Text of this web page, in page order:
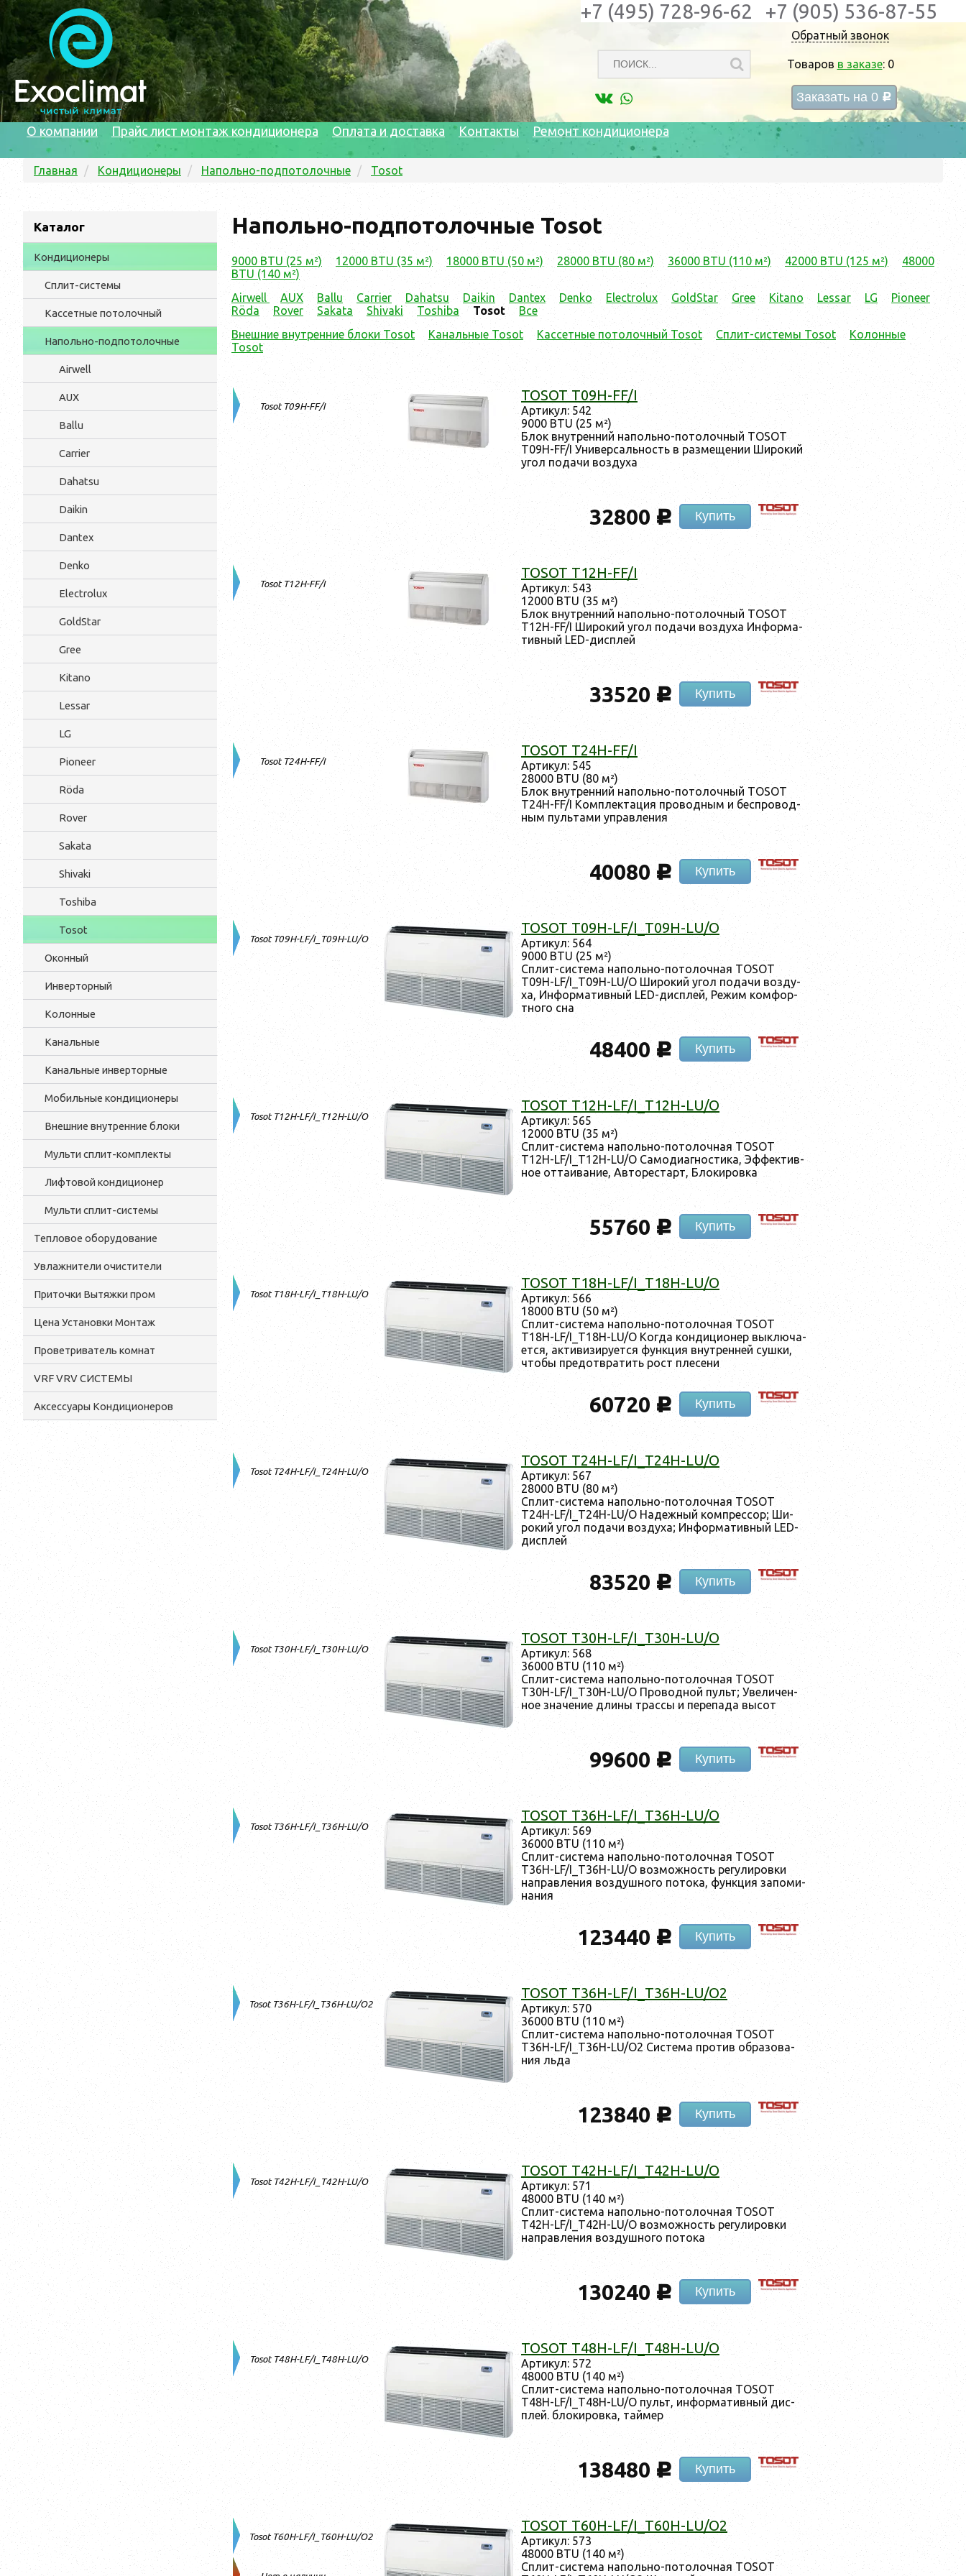
Обратный звонок
Товаров в заказе: 0
Заказать на 0 c
+7 (495) 728-96-62 +7 (905) 536-87-55
О компании Прайс лист монтаж кондиционера Оплата и доставка Контакты Ремонт кондиционера
Главная Кондиционеры Напольно-подпотолочные Tosot
Каталог
Кондиционеры
Сплит-системы
Кассетные потолочный
Напольно-подпотолочные
Airwell
AUX
Ballu
Carrier
Dahatsu
Daikin
Dantex
Denko
Electrolux
GoldStar
Gree
Kitano
Lessar
LG
Pioneer
Röda
Rover
Sakata
Shivaki
Toshiba
Tosot
Оконный
Инверторный
Колонные
Канальные
Канальные инверторные
Мобильные кондиционеры
Внешние внутренние блоки
Мульти cплит-комплекты
Лифтовой кондиционер
Мульти сплит-системы
Тепловое оборудование
Увлажнители очистители
Приточки Вытяжки пром
Цена Установки Монтаж
Проветриватель комнат
VRF VRV СИСТЕМЫ
Аксессуары Кондиционеров
Напольно-подпотолочные Tosot
9000 BTU (25 м²) 12000 BTU (35 м²) 18000 BTU (50 м²) 28000 BTU (80 м²) 36000 BTU (110 м²) 42000 BTU (125 м²)
48000
BTU (140 м²)
Airwell
AUX Ballu Carrier Dahatsu Daikin Dantex Denko Electrolux GoldStar Gree Kitano Lessar LG
Pioneer
Röda
Rover Sakata Shivaki Toshiba Tosot
Все
Внешние внутренние блоки Tosot
Канальные Tosot Кассетные потолочный Tosot Сплит-системы Tosot
Колонные
Tosot
Tosot T09H-FF/I
TOSOT T09H-FF/I
Ар­ти­кул: 542
9000 BTU (25 м²)
Блок внут­ренний на­поль­но-по­толоч­ный TOSOT
T09H-FF/I Уни­вер­саль­ность в раз­ме­щении Ши­рокий
угол по­дачи воз­ду­ха
32800 c Купить
Tosot T12H-FF/I
TOSOT T12H-FF/I
Ар­ти­кул: 543
12000 BTU (35 м²)
Блок внут­ренний на­поль­но-по­толоч­ный TOSOT
T12H-FF/I Ши­рокий угол по­дачи воз­ду­ха Ин­форма­
тив­ный LED-дис­плей
33520 c Купить
Tosot T24H-FF/I
TOSOT T24H-FF/I
Ар­ти­кул: 545
28000 BTU (80 м²)
Блок внут­ренний на­поль­но-по­толоч­ный TOSOT
T24H-FF/I Ком­плек­та­ция про­вод­ным и бес­про­вод­
ным пуль­та­ми уп­равле­ния
40080 c Купить
Tosot T09H-LF/I_T09H-LU/O
TOSOT T09H-LF/I_T09H-LU/O
Ар­ти­кул: 564
9000 BTU (25 м²)
Сплит-сис­те­ма на­поль­но-по­толоч­ная TOSOT
T09H-LF/I_T09H-LU/O Ши­рокий угол по­дачи воз­ду­
ха, Ин­форма­тив­ный LED-дис­плей, Ре­жим ком­фор­
тно­го сна
48400 c Купить
Tosot T12H-LF/I_T12H-LU/O
TOSOT T12H-LF/I_T12H-LU/O
Ар­ти­кул: 565
12000 BTU (35 м²)
Сплит-сис­те­ма на­поль­но-по­толоч­ная TOSOT
T12H-LF/I_T12H-LU/O Са­моди­аг­ности­ка, Эф­фектив­
ное от­та­ива­ние, Ав­то­рес­тарт, Бло­киров­ка
55760 c Купить
Tosot T18H-LF/I_T18H-LU/O
TOSOT T18H-LF/I_T18H-LU/O
Ар­ти­кул: 566
18000 BTU (50 м²)
Сплит-сис­те­ма на­поль­но-по­толоч­ная TOSOT
T18H-LF/I_T18H-LU/O Ког­да кон­ди­ци­онер вык­лю­ча­
ет­ся, ак­ти­визи­ру­ет­ся фун­кция внут­ренней суш­ки,
что­бы пре­дот­вра­тить рост пле­сени
60720c Купить
Tosot T24H-LF/I_T24H-LU/O
TOSOT T24H-LF/I_T24H-LU/O
Ар­ти­кул: 567
28000 BTU (80 м²)
Сплит-сис­те­ма на­поль­но-по­толоч­ная TOSOT
T24H-LF/I_T24H-LU/O На­деж­ный ком­прес­сор; Ши­
рокий угол по­дачи воз­ду­ха; Ин­форма­тив­ный LED-
дис­плей
83520 c Купить
Tosot T30H-LF/I_T30H-LU/O
TOSOT T30H-LF/I_T30H-LU/O
Ар­ти­кул: 568
36000 BTU (110 м²)
Сплит-сис­те­ма на­поль­но-по­толоч­ная TOSOT
T30H-LF/I_T30H-LU/O Про­вод­ной пульт; Уве­личен­
ное зна­чение дли­ны трас­сы и пе­репа­да вы­сот
99600 c Купить
Tosot T36H-LF/I_T36H-LU/O
TOSOT T36H-LF/I_T36H-LU/O
Ар­ти­кул: 569
36000 BTU (110 м²)
Сплит-сис­те­ма на­поль­но-по­толоч­ная TOSOT
T36H-LF/I_T36H-LU/O воз­можность ре­гули­ров­ки
нап­равле­ния воз­душно­го по­тока, фун­кция за­поми­
нания
123440 c Купить
Tosot T36H-LF/I_T36H-LU/O2
TOSOT T36H-LF/I_T36H-LU/O2
Ар­ти­кул: 570
36000 BTU (110 м²)
Сплит-сис­те­ма на­поль­но-по­толоч­ная TOSOT
T36H-LF/I_T36H-LU/O2 Сис­те­ма про­тив об­ра­зова­
ния ль­да
123840 c Купить
Tosot T42H-LF/I_T42H-LU/O
TOSOT T42H-LF/I_T42H-LU/O
Ар­ти­кул: 571
48000 BTU (140 м²)
Сплит-сис­те­ма на­поль­но-по­толоч­ная TOSOT
T42H-LF/I_T42H-LU/O воз­можность ре­гули­ров­ки
нап­равле­ния воз­душно­го по­тока
130240 c Купить
Tosot T48H-LF/I_T48H-LU/O
TOSOT T48H-LF/I_T48H-LU/O
Ар­ти­кул: 572
48000 BTU (140 м²)
Сплит-сис­те­ма на­поль­но-по­толоч­ная TOSOT
T48H-LF/I_T48H-LU/O пульт, ин­форма­тив­ный дис­
плей. бло­киров­ка, тай­мер
138480 c Купить
Tosot T60H-LF/I_T60H-LU/O2
TOSOT T60H-LF/I_T60H-LU/O2
Ар­ти­кул: 573
48000 BTU (140 м²)
Сплит-сис­те­ма на­поль­но-по­толоч­ная TOSOT